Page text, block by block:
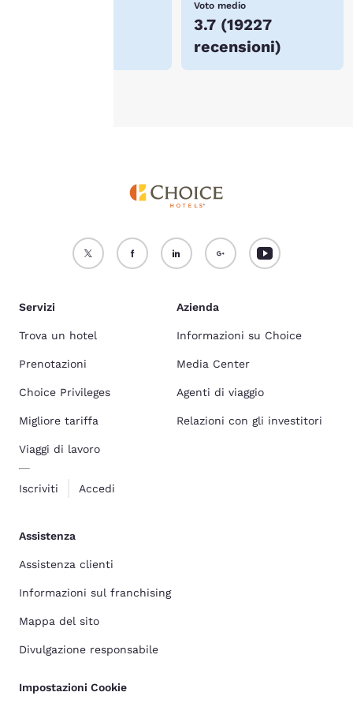
Voto medio
3.7 (19227
recensioni)
Accetta Tutti i Cookie Rifiuta tutti i Cookie
Servizi
Trova un hotel
Prenotazioni
Choice Privileges
Migliore tariffa
Viaggi di lavoro
Iscriviti Accedi
Azienda
Informazioni su Choice
Media Center
Agenti di viaggio
Relazioni con gli investitori
Assistenza
Assistenza clienti
Informazioni sul franchising
Mappa del sito
Divulgazione responsabile
Impostazioni Cookie